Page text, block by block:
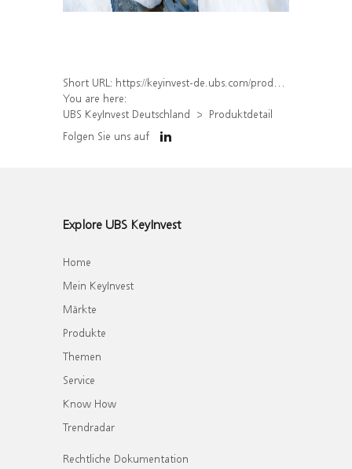
Short URL: https://keyinvest-de.ubs.com/produkt/detail/index/isin/DE000WA65LR3
You are here:
UBS KeyInvest Deutschland
Produktdetail
Folgen Sie uns auf
Explore UBS KeyInvest
Home
Mein KeyInvest
Märkte
Produkte
Themen
Service
Know How
Trendradar
Rechtliche Dokumentation